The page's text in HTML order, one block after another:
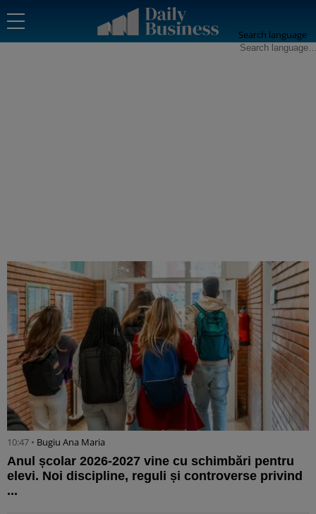
Search language
10:47 • Bugiu ⁠Ana Maria
Anul școlar 2026-2027 vine cu schimbări pentru
elevi. Noi discipline, reguli și controverse privind
...